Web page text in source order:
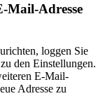
Mail-Adresse
loggen Sie
den Einstellungen.
E-Mail-
Adresse zu